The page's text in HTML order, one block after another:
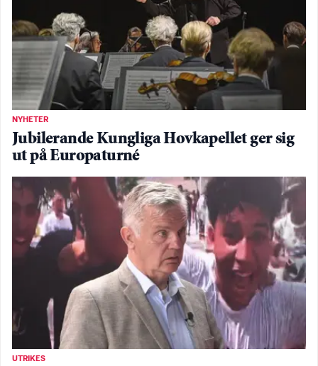
NYHETER
Jubilerande Kungliga Hovkapellet ger sig
ut på Europaturné
UTRIKES